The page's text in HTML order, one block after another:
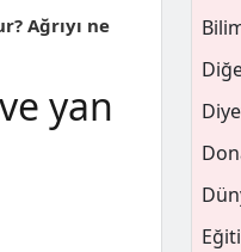
Ağrıyı ne
yan